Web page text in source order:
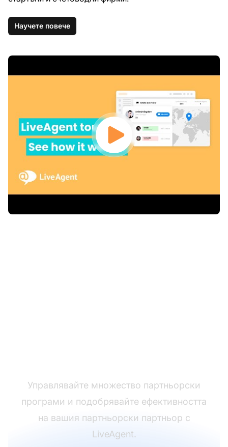
Научете повече
Управлявайте множество партньорски
програми и подобрявайте ефективността
на вашия партньорски партньор с
LiveAgent.